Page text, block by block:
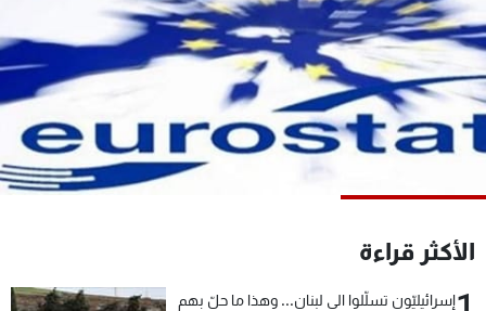
الأكثر قراءة
إسرائيليّون تسلّلوا الى لبنان... وهذا ما حلّ بهم
كأس العالم
البرامج
شاهد البرامج
عن MTV
وظائف